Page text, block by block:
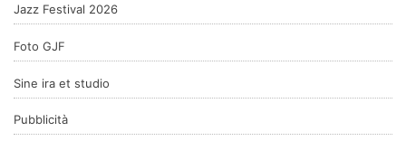
Jazz Festival 2026
Foto GJF
Sine ira et studio
Pubblicità